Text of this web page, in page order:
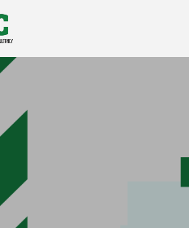
Tư vấn Du Học -
Công ty tư vấn du học